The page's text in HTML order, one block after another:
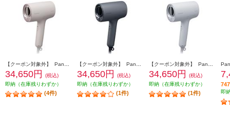
34,650円
(税込)
即納（在庫残りわずか）
(4件)
34,650円
(税込)
即納（在庫残りわずか）
(1件)
34,650円
(税込)
即納（在庫残りわずか）
(1件) 即